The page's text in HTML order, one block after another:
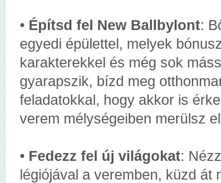
• Építsd fel New Ballbylont:
egyedi épülettel, melyek
karakterekkel és még sok
gyarapszik, bízd meg
feladatokkal, hogy akkor is
verem mélységeiben merülsz
• Fedezz fel új világokat:
légiójával a veremben, küzd át